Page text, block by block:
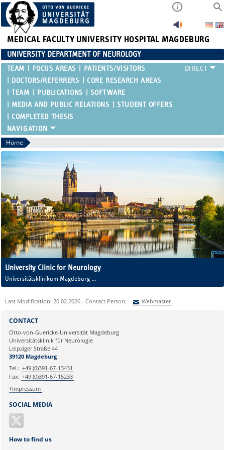
MEDICAL FACULTY UNIVERSITY HOSPITAL MAGDEBURG
UNIVERSITY DEPARTMENT OF NEUROLOGY
TEAM FOCUS AREAS
PATIENTS/VISITORS
DOCTORS/REFERRERS
CORE RESEARCH AREAS
TEAM
PUBLICATIONS
SOFTWARE
MEDIA AND PUBLIC RELATIONS
STUDENT OFFERS
COMPLETED THESIS
Home
University Clinic for Neurology
Universitätsklinikum Magdeburg
A. ö. R.
Leipziger Str. 44, 39120 Magdeburg
Last Modification: 20.02.2026 - Contact Person: Webmaster
Ihre E-Mailadresse:
Ihr Anliegen:
SOCIAL MEDIA
CONTACT
Otto-von-Guericke-Universität Magdeburg
Universitätsklinik für Neurologie
Leipziger Straße 44
39120 Magdeburg
Tel.: +49 (0)391-67-13431
Fax: +49 (0)391-67-15233
Impressum
How to find us